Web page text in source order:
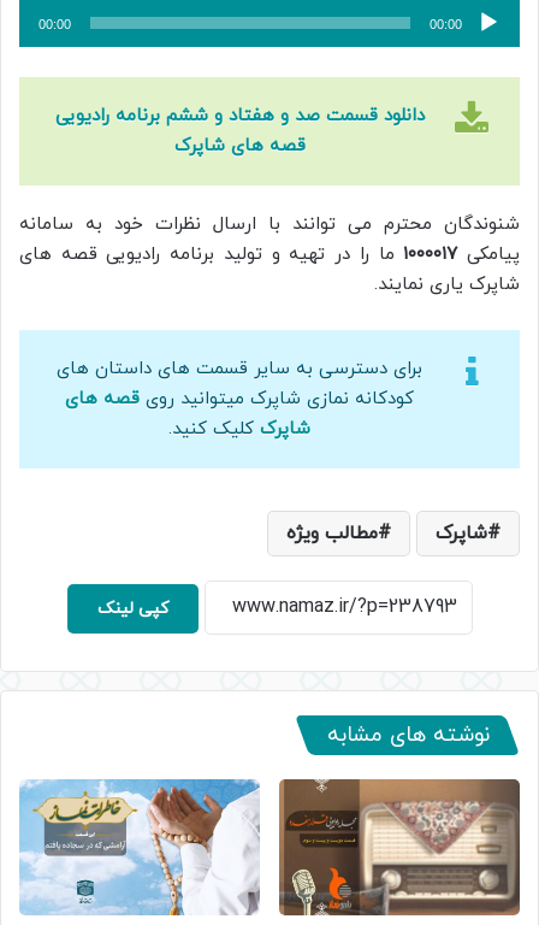
پخش‌کننده
صوت
00:00
00:00
دانلود قسمت صد و هفتاد و ششم برنامه رادیویی
قصه های شاپرک
شنوندگان محترم می توانند با ارسال نظرات خود به سامانه
پیامکی۱۰۰۰۰۱۷ ما را در تهیه و تولید برنامه رادیویی قصه های
شاپرک یاری نمایند.
برای دسترسی به سایر قسمت های داستان های
کودکانه نمازی شاپرک میتوانید روی قصه های
شاپرک کلیک کنید.
شاپرک مطالب ویژه
کپی لینک
نوشته های مشابه